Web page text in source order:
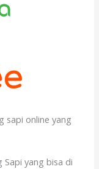
sapi online yang
Sapi yang bisa di